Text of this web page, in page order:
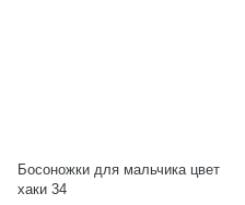
Босоножки для мальчика цвет
хаки 34